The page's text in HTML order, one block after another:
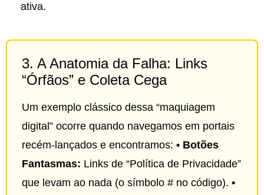
ativa.
3. A Anatomia da Falha: Links
“Órfãos” e Coleta Cega
Um exemplo clássico dessa “maquiagem
digital” ocorre quando navegamos em portais
recém-lançados e encontramos: • Botões
Fantasmas: Links de “Política de Privacidade”
que levam ao nada (o símbolo # no código). •